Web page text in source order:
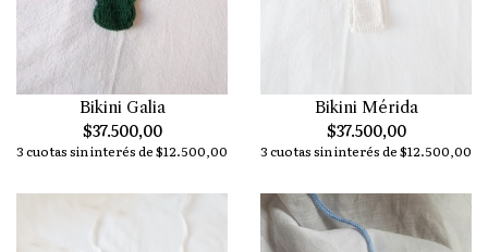
Bikini Galia
$37.500,00
3 cuotas sin interés de $12.500,00
Bikini Mérida
$37.500,00
3 cuotas sin interés de $12.500,00